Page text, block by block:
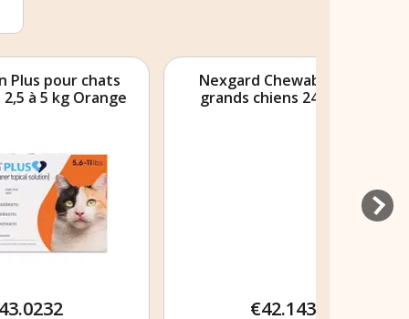
Nexgard Chewables pour
grands chiens 24.1-60 lbs